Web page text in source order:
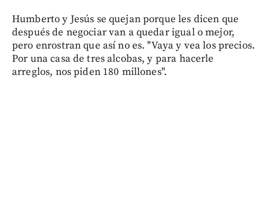
Humberto y Jesús se quejan porque les dicen que
después de negociar van a quedar igual o mejor,
pero enrostran que así no es. "Vaya y vea los precios.
Por una casa de tres alcobas, y para hacerle
arreglos, nos piden 180 millones".